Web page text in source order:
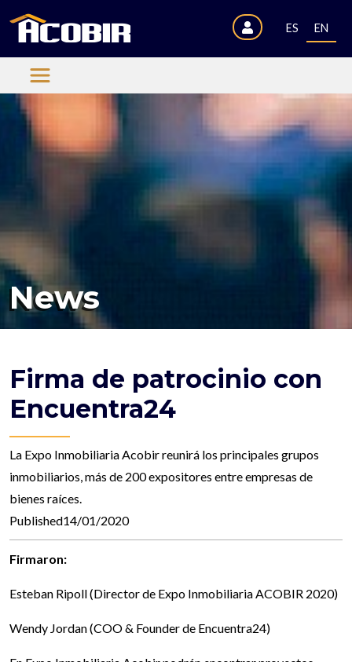
ES EN
News
Firma de patrocinio con
Encuentra24
La Expo Inmobiliaria Acobir reunirá los principales grupos
inmobiliarios, más de 200 expositores entre empresas de
bienes raíces.
Published14/01/2020
Firmaron:
Esteban Ripoll (Director de Expo Inmobiliaria ACOBIR 2020)
Wendy Jordan (COO & Founder de Encuentra24)